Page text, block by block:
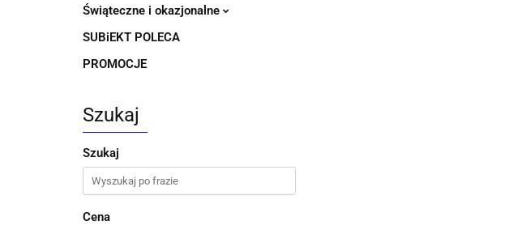
Świąteczne i okazjonalne
SUBiEKT POLECA
PROMOCJE
Szukaj
Szukaj
Cena